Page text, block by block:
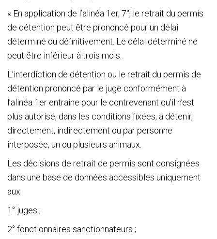
« En application de l’alinéa 1 er, 7°, le retrait du permis
de détention peut être prononcé pour un délai
déterminé ou définitivement. Le délai déterminé ne
peut être inférieur à trois mois.
L’interdiction de détention ou le retrait du permis de
détention prononcé par le juge conformément à
l’alinéa 1 er entraine pour le contrevenant qu’il n’est
plus autorisé, dans les conditions fixées, à détenir,
directement, indirectement ou par personne
interposée, un ou plusieurs animaux.
Les décisions de retrait de permis sont consignées
dans une base de données accessibles uniquement
aux :
1° juges ;
2° fonctionnaires sanctionnateurs ;